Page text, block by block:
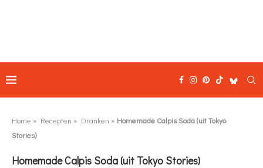
Home » Recepten » Dranken » Homemade Calpis Soda (uit Tokyo
Stories)
Homemade Calpis Soda (uit Tokyo Stories)